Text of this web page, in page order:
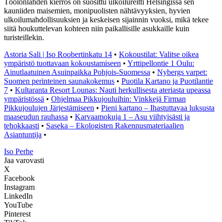
Töölönlahden kierros on suosittu ulkoilureitti Helsingissä sen
kauniiden maisemien, monipuolisten nähtävyyksien, hyvien
ulkoilumahdollisuuksien ja keskeisen sijainnin vuoksi, mikä tekee
siitä houkuttelevan kohteen niin paikallisille asukkaille kuin
turisteillekin.
Astoria Sali | Iso Roobertinkatu 14 • Kokoustilat: Valitse oikea
ympäristö tuottavaan kokoustamiseen • Yrttipellontie 1 Oulu:
Ainutlaatuinen Asuinpaikka Pohjois-Suomessa • Nybergs varpet:
Suomen perinteinen saunakokemus • Puotila Kartano ja Puotilantie
7 • Kultaranta Resort Lounas: Nauti herkullisesta ateriasta upeassa
ympäristössä • Ohjelmaa Pikkujouluihin: Vinkkejä Firman
Pikkujoulujen Järjestämiseen • Pieni kartano – Ihastuttavaa luksusta
maaseudun rauhassa • Karvaamokuja 1 – Asu viihtyisästi ja
tehokkaasti • Saseka – Ekologisten Rakennusmateriaalien
Asiantuntija •
Iso Perhe
Jaa varovasti
X
Facebook
Instagram
LinkedIn
YouTube
Pinterest